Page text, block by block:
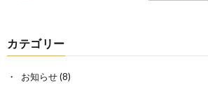
カテゴリー
お知らせ(8)